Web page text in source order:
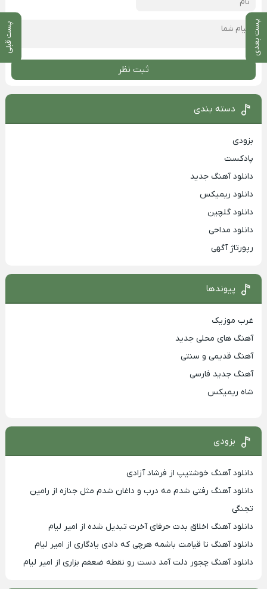
پست بعدی پست قبلی
ثبت نظر
دسته بندی
بزودی
پادکست
دانلود آهنگ جدید
دانلود ریمیکس
دانلود گلچین
دانلود مداحی
رپورتاژ آگهی
پیوندها
غرب موزیک
آهنگ های محلی جدید
آهنگ قدیمی و سنتی
آهنگ جدید فارسی
شاه ریمیکس
بزودی
دانلود آهنگ خوشتیپ از فرشاد آزادی
دانلود آهنگ رفتی شدم مه درب و داغان شدم مثل جنازه از رامین
تجنگی
دانلود آهنگ اخلاق بدت حرفای آخرت تبدیل شده از امیر لیام
دانلود آهنگ تا قیامت باشمه هرچی که دادی یادگاری از امیر لیام
دانلود آهنگ چجور دلت آمد دست رو نقطه ضعفم بزاری از امیر لیام